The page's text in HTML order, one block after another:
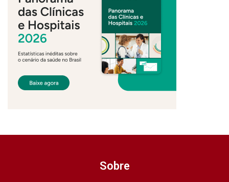
Sobre